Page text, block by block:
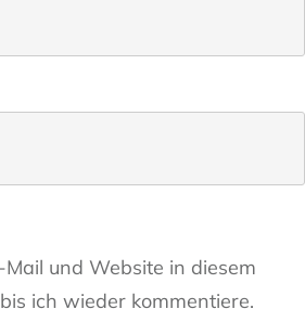
und Website in diesem
ich wieder kommentiere.